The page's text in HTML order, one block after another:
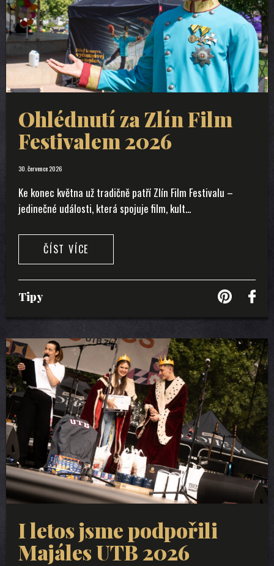
Ohlédnutí za Zlín Film
Festivalem 2026
30. července 2026
Ke konec května už tradičně patří Zlín Film Festivalu –
jedinečné události, která spojuje film, kult...
ČÍST VÍCE
Tipy
I letos jsme podpořili
Majáles UTB 2026